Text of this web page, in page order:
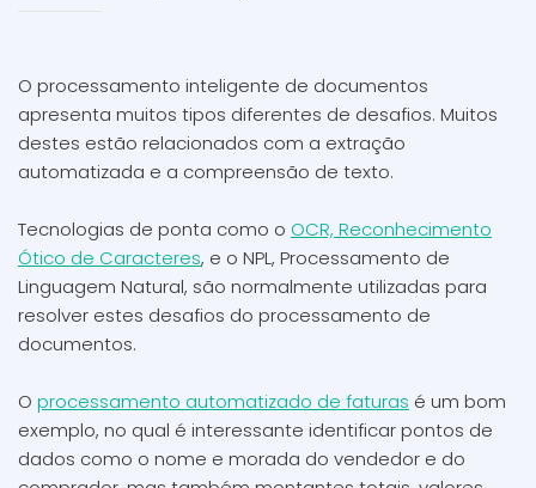
O processamento inteligente de documentos
apresenta muitos tipos diferentes de desafios. Muitos
destes estão relacionados com a extração
automatizada e a compreensão de texto.
Tecnologias de ponta como o OCR, Reconhecimento
Ótico de Caracteres, e o NPL, Processamento de
Linguagem Natural, são normalmente utilizadas para
resolver estes desafios do processamento de
documentos.
O processamento automatizado de faturas é um bom
exemplo, no qual é interessante identificar pontos de
dados como o nome e morada do vendedor e do